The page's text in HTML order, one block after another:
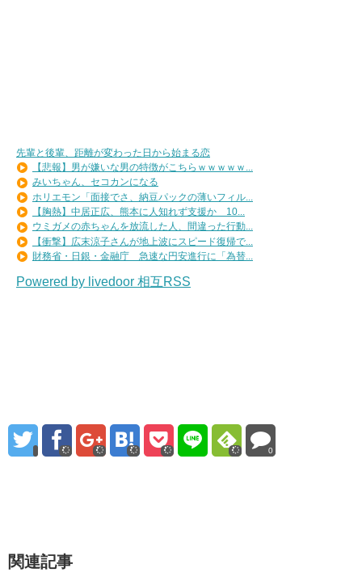
先輩と後輩、距離が変わった日から始まる恋
【悲報】男が嫌いな男の特徴がこちらｗｗｗｗｗ...
みいちゃん、セコカンになる
ホリエモン「面接でさ、納豆パックの薄いフィル...
【胸熱】中居正広、熊本に人知れず支援か 10...
ウミガメの赤ちゃんを放流した人、間違った行動...
【衝撃】広末涼子さんが地上波にスピード復帰で...
財務省・日銀・金融庁 急速な円安進行に「為替...
Powered by livedoor 相互RSS
0
関連記事